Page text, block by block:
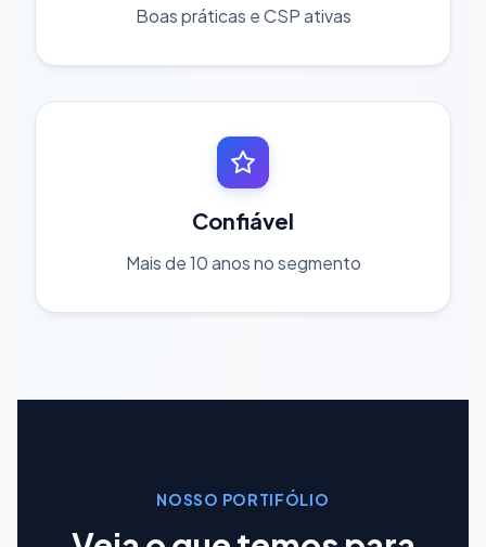
Boas práticas e CSP ativas
Confiável
Mais de 10 anos no segmento
NOSSO PORTIFÓLIO